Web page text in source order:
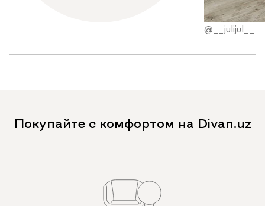
@__julijul__
Покупайте с комфортом на Divan.uz